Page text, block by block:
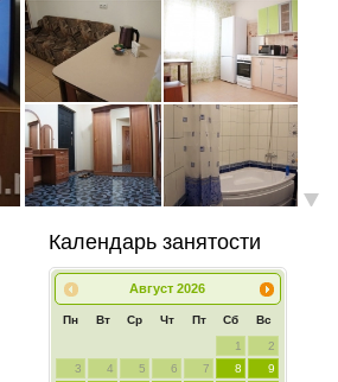
Календарь занятости
Август 2026
Пн Вт Ср Чт Пт Сб Вс
1
2
3
4 5 6 7 8
9